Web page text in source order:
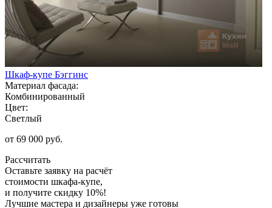
Шкаф-купе Бэггинс
Материал фасада:
Комбинированный
Цвет:
Светлый
от 69 000 руб.
Рассчитать
Оставьте заявку на расчёт
стоимости шкафа-купе,
и получите скидку 10%!
Лучшие мастера и дизайнеры уже готовы